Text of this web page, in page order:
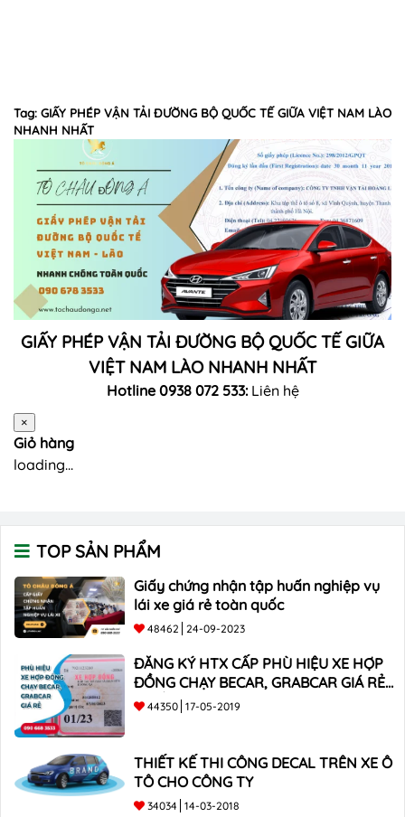
Tag: GIẤY PHÉP VẬN TẢI ĐƯỜNG BỘ QUỐC TẾ GIỮA VIỆT NAM LÀO
NHANH NHẤT
GIẤY PHÉP VẬN TẢI ĐƯỜNG BỘ QUỐC TẾ GIỮA
VIỆT NAM LÀO NHANH NHẤT
Hotline 0938 072 533: Liên hệ
×
Giỏ hàng
loading...
TOP SẢN PHẨM
Giấy chứng nhận tập huấn nghiệp vụ
lái xe giá rẻ toàn quốc
48462 24-09-2023
ĐĂNG KÝ HTX CẤP PHÙ HIỆU XE HỢP
ĐỒNG CHẠY BECAR, GRABCAR GIÁ RẺ
NHẤT
44350 17-05-2019
THIẾT KẾ THI CÔNG DECAL TRÊN XE Ô
TÔ CHO CÔNG TY
34034 14-03-2018